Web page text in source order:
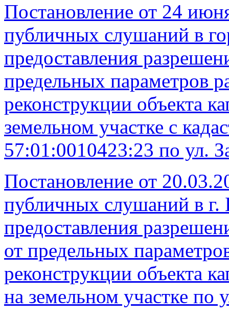
Постановление от 24
публичных слушаний в
предоставления
предельных параметров
реконструкции объекта
земельном участке с
57:01:0010423:23 по ул.
Постановление от
публичных слушаний в г.
предоставления
от предельных
реконструкции объекта
на земельном участке по